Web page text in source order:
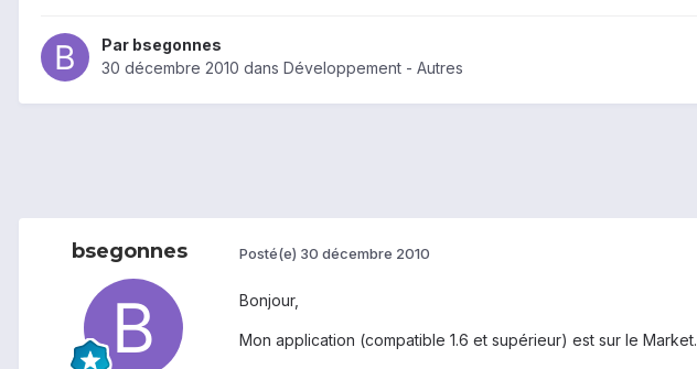
Par bsegonnes
30 décembre 2010 dans Développement - Autres
bsegonnes Posté(e) 30 décembre 2010
Bonjour,
Mon application (compatible 1.6 et supérieur) est sur le Market.